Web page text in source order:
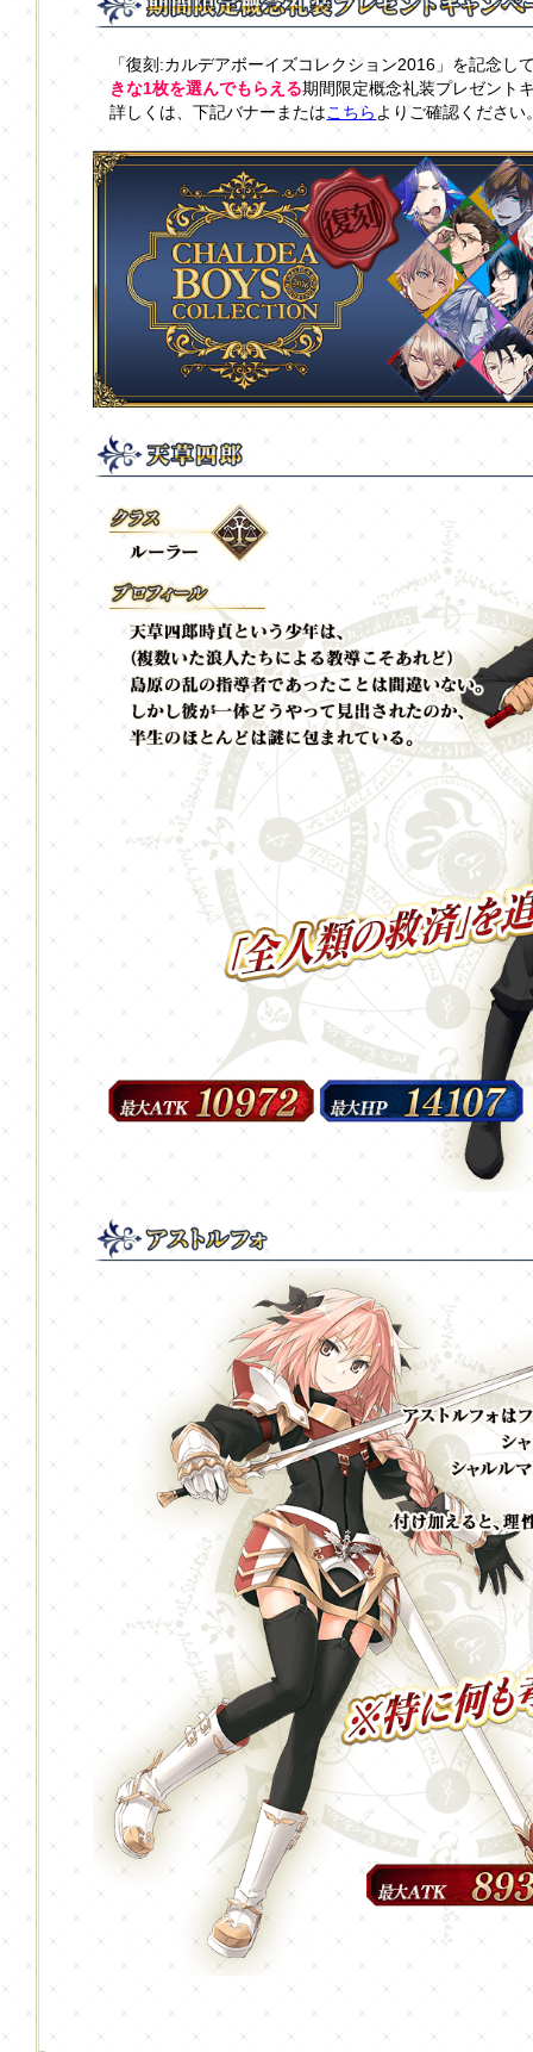
「復刻:カルデアボーイズコレクション2016」を記念し
きな1枚を選んでもらえる期間限定概念礼装プレゼント
詳しくは、下記バナーまたはこちら よりご確認ください